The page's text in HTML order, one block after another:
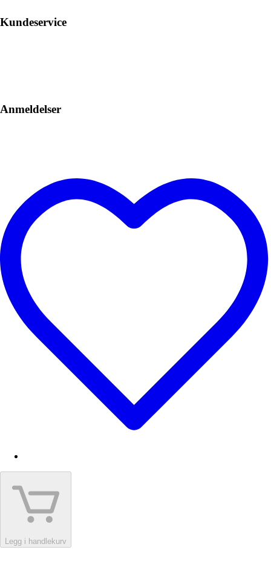
Kundeservice
Anmeldelser
Legg i handlekurv